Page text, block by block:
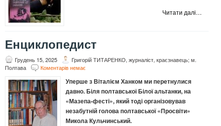
Читати далі…
Енциклопедист
Грудень 15, 2025
Григорій ТИТАРЕНКО, журналіст, краєзнавець; м.
Полтава
Коментарів немає
Уперше з Віталієм Ханком ми перетнулися
давно. Біля полтавської Білої альтанки, на
«Мазепа-фесті», який тоді організовував
незабутній голова полтавської «Просвіти»
Микола Кульчинський.